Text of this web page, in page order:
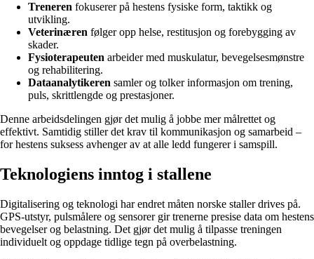
Treneren fokuserer på hestens fysiske form, taktikk og
utvikling.
Veterinæren følger opp helse, restitusjon og forebygging av
skader.
Fysioterapeuten arbeider med muskulatur, bevegelsesmønstre
og rehabilitering.
Dataanalytikeren samler og tolker informasjon om trening,
puls, skrittlengde og prestasjoner.
Denne arbeidsdelingen gjør det mulig å jobbe mer målrettet og
effektivt. Samtidig stiller det krav til kommunikasjon og samarbeid –
for hestens suksess avhenger av at alle ledd fungerer i samspill.
Teknologiens inntog i stallene
Digitalisering og teknologi har endret måten norske staller drives på.
GPS-utstyr, pulsmålere og sensorer gir trenerne presise data om hestens
bevegelser og belastning. Det gjør det mulig å tilpasse treningen
individuelt og oppdage tidlige tegn på overbelastning.